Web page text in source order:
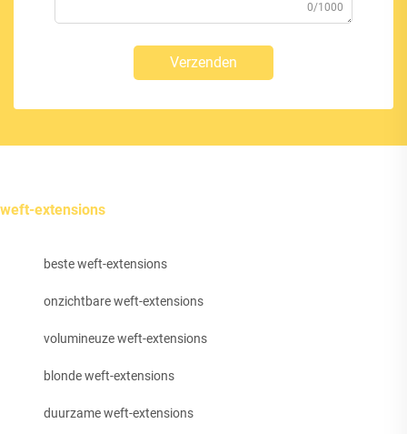
0/1000
Verzenden
weft-extensions
beste weft-extensions
onzichtbare weft-extensions
volumineuze weft-extensions
blonde weft-extensions
duurzame weft-extensions